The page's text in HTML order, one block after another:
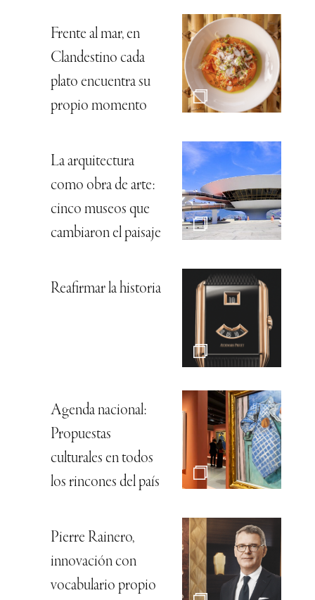
Frente al mar, en
Clandestino cada
plato encuentra su
propio momento
La arquitectura
como obra de arte:
cinco museos que
cambiaron el paisaje
Reafirmar la historia
Agenda nacional:
Propuestas
culturales en todos
los rincones del país
Pierre Rainero,
innovación con
vocabulario propio